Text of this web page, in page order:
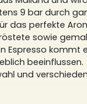
9 bar durch
das perfekte
sowie
Espresso kommt
beeinflussen.
und